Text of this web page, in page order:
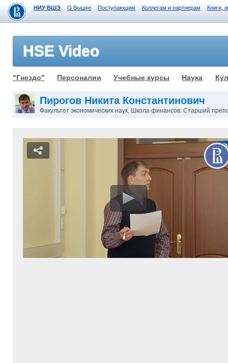
НИУ ВШЭ О Вышке Поступающим Коллегам и партнерам Книги,
HSE Video
"Гнездо" Персоналии Учебные курсы Наука
Пирогов Никита Константинович
Факультет экономических наук, Школа финансов: Старший